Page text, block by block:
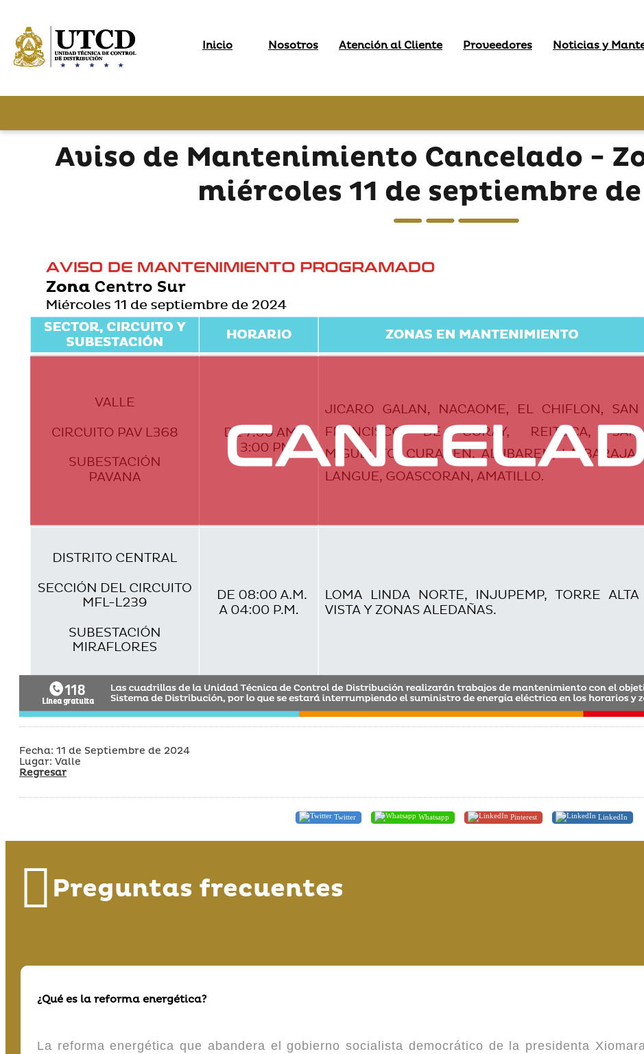
Inicio Nosotros Atención al Cliente Proveedores Noticias y
Aviso de Mantenimiento Cancelado -
miércoles 11 de septiembre
Fecha: 11 de Septiembre de 2024
Lugar: Valle
Regresar
Twitter Whatsapp Pinterest LinkedIn
Preguntas frecuentes
¿Qué es la reforma energética?
La reforma energética que abandera el gobierno socialista democrático de la presidenta